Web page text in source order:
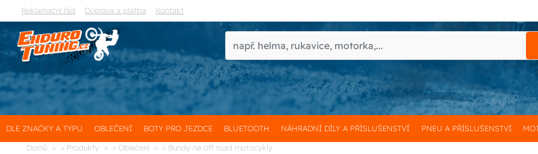
Reklamační řád Doprava a platba Kontakt
DLE ZNAČKY A TYPU OBLEČENÍ BOTY PRO JEZDCE BLUETOOTH NÁHRADNÍ DÍLY A PŘÍSLUŠENSTVÍ PNEU A PŘÍSLUŠENSTVÍ
Domů > Produkty > Oblečení > Bundy na off road motocykly